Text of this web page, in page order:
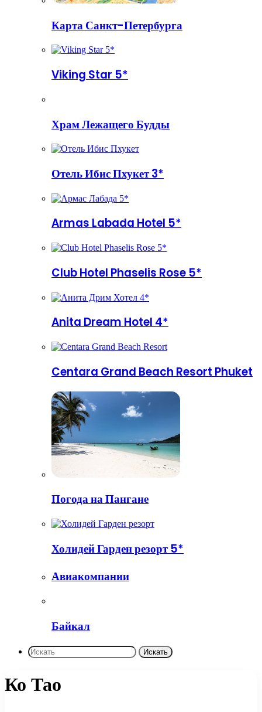
Карта Санкт-Петербурга
Viking Star 5*
Храм Лежащего Будды
Отель Ибис Пхукет 3*
Armas Labada Hotel 5*
Club Hotel Phaselis Rose 5*
Anita Dream Hotel 4*
Centara Grand Beach Resort Phuket
Погода на Пангане
Холидей Гарден резорт 5*
Авиакомпании
Байкал
Искать
Ко Тао